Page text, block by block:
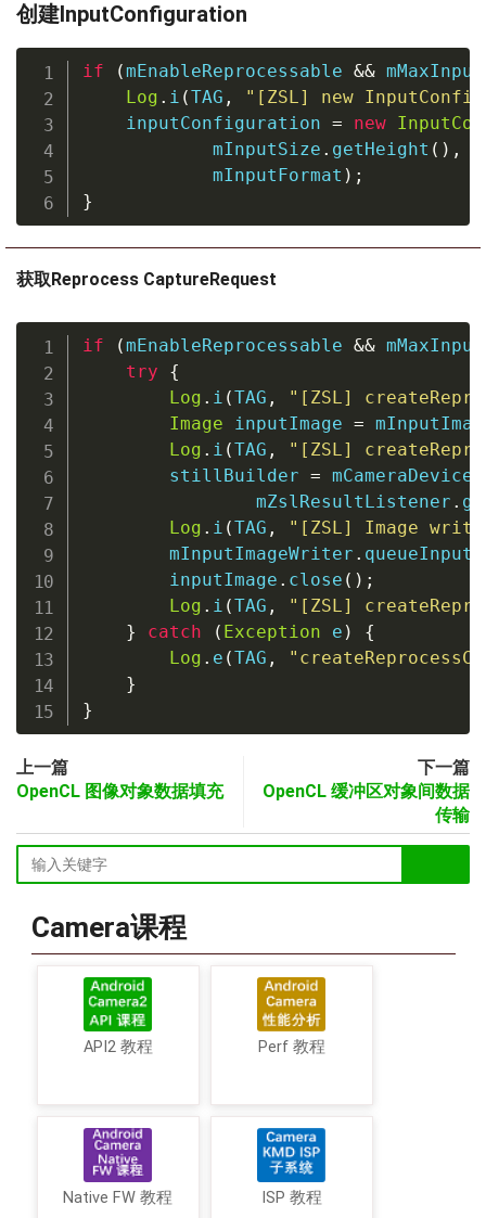
创建InputConfiguration
if (mEnableReprocessable &&
Log . i (TAG ,
"[ZSL] new
    inputConfiguration
= new
            mInputSize
. getHeight ( ) ,
            mInputFormat
) ;
}
获取Reprocess CaptureRequest
if (mEnableReprocessable &&
try
{
Log . i (TAG ,
"[ZSL]
Image inputImage =
Log . i (TAG ,
"[ZSL]
        stillBuilder
= mCameraDevice
                mZslResultListener
.
Log . i (TAG ,
"[ZSL] Image
        mInputImageWriter
.
        inputImage
. close ( ) ;
Log . i (TAG ,
"[ZSL]
}
catch ( Exception e )
{
Log . e (TAG ,
}
}
上一篇
OpenCL 图像对象数据填充
下一篇
OpenCL 缓冲区对象间数据
传输
Camera课程
API2 教程 Perf 教程
Native FW 教程 ISP 教程